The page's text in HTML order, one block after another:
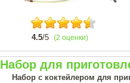
4.5/5 (2 оценки)
Набор для
Набор с коктейлером для